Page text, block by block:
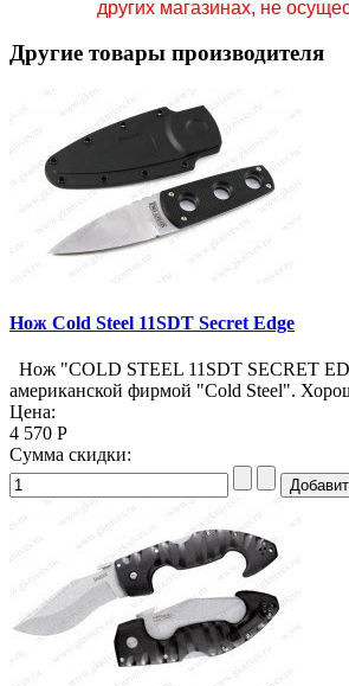
других магазинах, не
Другие товары производителя
Нож Cold Steel 11SDT Secret Edge
Нож "COLD STEEL 11SDT SECRET
американской фирмой "Cold Steel".
Цена:
4 570 Р
Сумма скидки: